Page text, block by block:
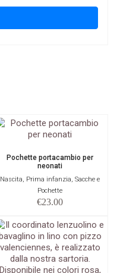
Pochette portacambio per
neonati
Nascita, Prima infanzia, Sacche e
Pochette
€23.00